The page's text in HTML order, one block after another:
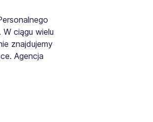
ciągu wielu
znajdujemy
Agencja